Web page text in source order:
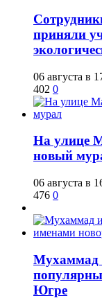
приняли
06 августа в
402 0
​На улице
новый
06 августа в
476 0
​Мухаммад
Югре